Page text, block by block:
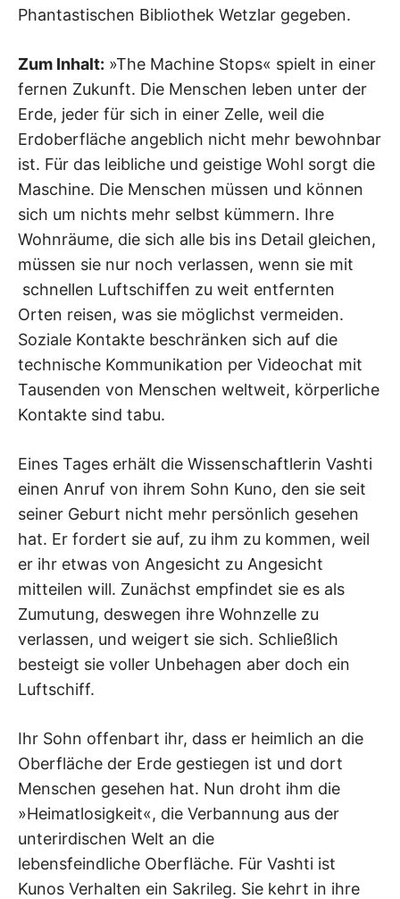
Phantastischen Bibliothek Wetzlar gegeben.
Zum Inhalt: »The Machine Stops« spielt in einer
fernen Zukunft. Die Menschen leben unter der
Erde, jeder für sich in einer Zelle, weil die
Erdoberfläche angeblich nicht mehr bewohnbar
ist. Für das leibliche und geistige Wohl sorgt die
Maschine. Die Menschen müssen und können
sich um nichts mehr selbst kümmern. Ihre
Wohnräume, die sich alle bis ins Detail gleichen,
müssen sie nur noch verlassen, wenn sie mit
schnellen Luftschiffen zu weit entfernten
Orten reisen, was sie möglichst vermeiden.
Soziale Kontakte beschränken sich auf die
technische Kommunikation per Videochat mit
Tausenden von Menschen weltweit, körperliche
Kontakte sind tabu.
Eines Tages erhält die Wissenschaftlerin Vashti
einen Anruf von ihrem Sohn Kuno, den sie seit
seiner Geburt nicht mehr persönlich gesehen
hat. Er fordert sie auf, zu ihm zu kommen, weil
er ihr etwas von Angesicht zu Angesicht
mitteilen will. Zunächst empfindet sie es als
Zumutung, deswegen ihre Wohnzelle zu
verlassen, und weigert sie sich. Schließlich
besteigt sie voller Unbehagen aber doch ein
Luftschiff.
Ihr Sohn offenbart ihr, dass er heimlich an die
Oberfläche der Erde gestiegen ist und dort
Menschen gesehen hat. Nun droht ihm die
»Heimatlosigkeit«, die Verbannung aus der
unterirdischen Welt an die
lebensfeindliche Oberfläche. Für Vashti ist
Kunos Verhalten ein Sakrileg. Sie kehrt in ihre